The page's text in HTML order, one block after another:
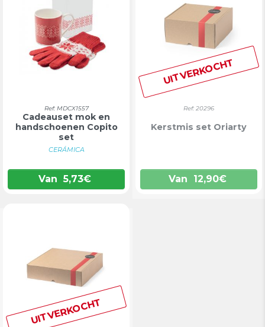
Ref: MDCX1557
Cadeauset mok en
handschoenen Copito
set
CERÁMICA
Van 5,73€
UITVERKOCHT
Ref: 20296
Kerstmis set Oriarty
Van 12,90€
UITVERKOCHT